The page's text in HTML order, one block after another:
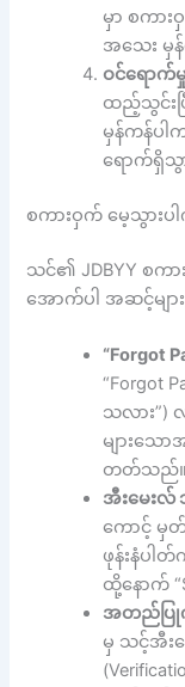
မှာ စကား
အသေး မှ
ဝင်ရော
ထည့်သွင်းပ
မှန်ကန်ပါ
ရောက်ရှိသွ
စကားဝှက် မေ့သွား
သင်၏ JDBYY စက
အောက်ပါ အဆင့်မျ
“Forgot
“Forgot
သလား”)
များသေ
တတ်သည်။
အီးမေးလ်
ကောင့် မှ
ဖုန်းနံပါ
ထို့နောက်
အတည်ပြု
မှ သင့်အီး